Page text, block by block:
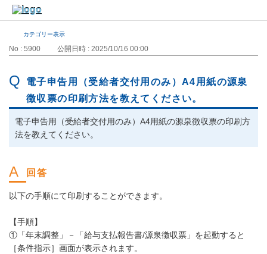
カテゴリー表示
No : 5900 公開日時 : 2025/10/16 00:00
電子申告用（受給者交付用のみ）A4用紙の源泉
徴収票の印刷方法を教えてください。
電子申告用（受給者交付用のみ）A4用紙の源泉徴収票の印刷方
法を教えてください。
以下の手順にて印刷することができます。
【手順】
①「年末調整」－「給与支払報告書/源泉徴収票」を起動すると
［条件指示］画面が表示されます。